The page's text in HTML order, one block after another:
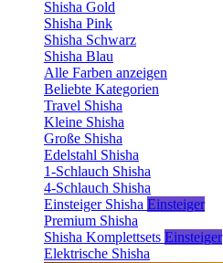
Shisha Gold
Shisha Pink
Shisha Schwarz
Shisha Blau
Alle Farben anzeigen
Beliebte Kategorien
Travel Shisha
Kleine Shisha
Große Shisha
Edelstahl Shisha
1-Schlauch Shisha
4-Schlauch Shisha
Einsteiger Shisha Einsteiger
Premium Shisha
Shisha Komplettsets Einsteiger
Elektrische Shisha